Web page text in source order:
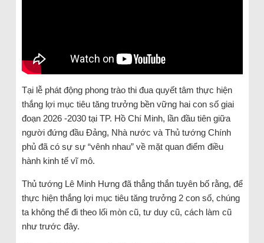
Tại lễ phát động phong trào thi đua quyết tâm thực hiện
thắng lợi mục tiêu tăng trưởng bền vững hai con số giai
đoạn 2026 -2030 tại TP. Hồ Chí Minh, lần đầu tiên giữa
người đứng đầu Đảng, Nhà nước và Thủ tướng Chính
phủ đã có sự sự “vênh nhau” về mặt quan điểm điều
hành kinh tế vĩ mô.
Thủ tướng Lê Minh Hưng đã thẳng thắn tuyên bố rằng, để
thực hiện thắng lợi mục tiêu tăng trưởng 2 con số, chúng
ta không thể đi theo lối mòn cũ, tư duy cũ, cách làm cũ
như trước đây.